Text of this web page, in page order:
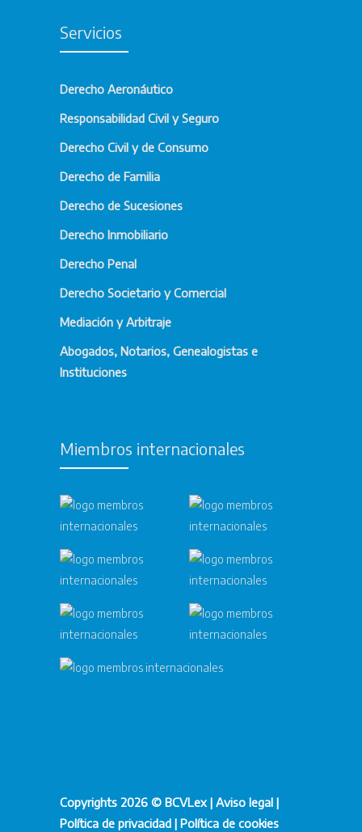
Servicios
Derecho Aeronáutico
Responsabilidad Civil y Seguro
Derecho Civil y de Consumo
Derecho de Familia
Derecho de Sucesiones
Derecho Inmobiliario
Derecho Penal
Derecho Societario y Comercial
Mediación y Arbitraje
Abogados, Notarios, Genealogistas e
Instituciones
Miembros internacionales
Copyrights 2026 © BCVLex | Aviso legal |
Política de privacidad | Política de cookies